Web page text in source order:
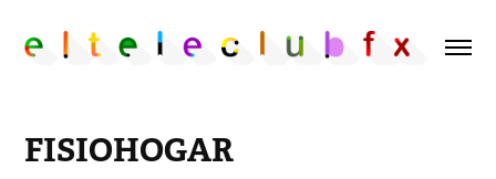
FISIOHOGAR